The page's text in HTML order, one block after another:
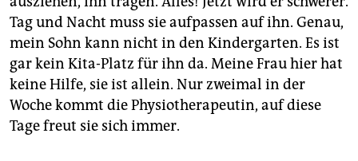
Tag und Nacht muss sie aufpassen auf ihn. Genau,
mein Sohn kann nicht in den Kindergarten. Es ist
gar kein Kita-Platz für ihn da. Meine Frau hier hat
keine Hilfe, sie ist allein. Nur zweimal in der
Woche kommt die Physiotherapeutin, auf diese
Tage freut sie sich immer.